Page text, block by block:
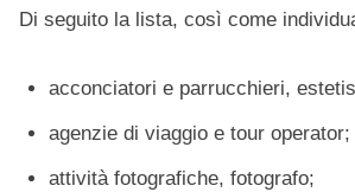
Di seguito la lista, così come
acconciatori e parrucchieri,
agenzie di viaggio e tour operator;
attività fotografiche, fotografo;